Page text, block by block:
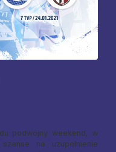
podwójny weekend, w
na uzupełnienie